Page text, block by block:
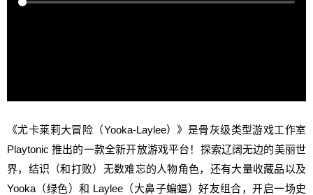
《尤卡莱莉大冒险（Yooka-Laylee）》是骨灰级类型游戏工作室
Playtonic 推出的一款全新开放游戏平台！探索辽阔无边的美丽世
界，结识（和打败）无数难忘的人物角色，还有大量收藏品以及
Yooka（绿色）和 Laylee（大鼻子蝙蝠）好友组合，开启一场史